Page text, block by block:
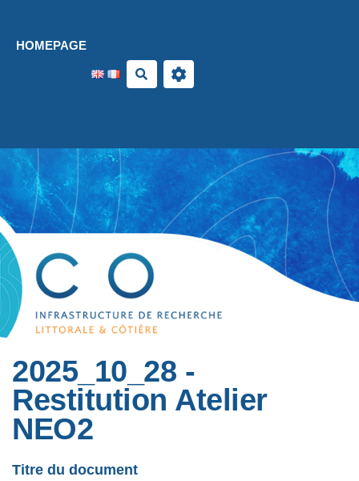
HOMEPAGE
Search
2025_10_28 -
Restitution Atelier
NEO2
Titre du document